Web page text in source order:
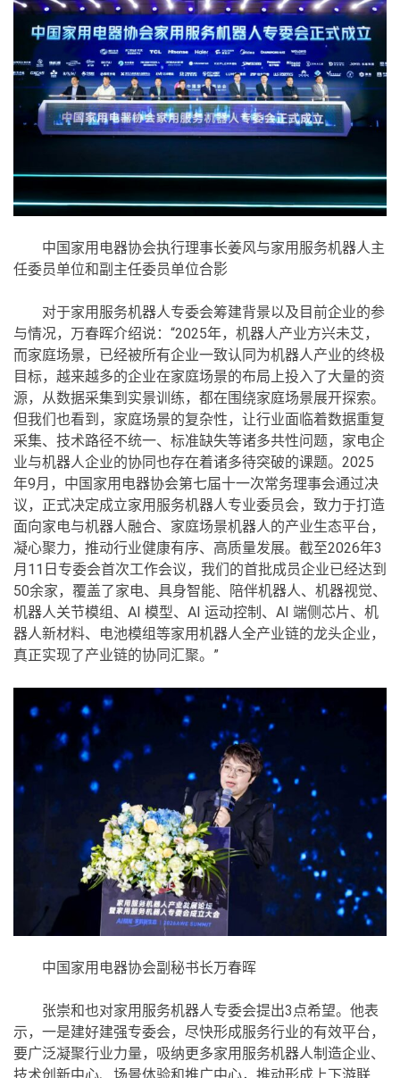
中国家用电器协会执行理事长姜风与家用服务机器人主
任委员单位和副主任委员单位合影
对于家用服务机器人专委会筹建背景以及目前企业的参
与情况，万春晖介绍说：“2025年，机器人产业方兴未艾，
而家庭场景，已经被所有企业一致认同为机器人产业的终极
目标，越来越多的企业在家庭场景的布局上投入了大量的资
源，从数据采集到实景训练，都在围绕家庭场景展开探索。
但我们也看到，家庭场景的复杂性，让行业面临着数据重复
采集、技术路径不统一、标准缺失等诸多共性问题，家电企
业与机器人企业的协同也存在着诸多待突破的课题。2025
年9月，中国家用电器协会第七届十一次常务理事会通过决
议，正式决定成立家用服务机器人专业委员会，致力于打造
面向家电与机器人融合、家庭场景机器人的产业生态平台，
凝心聚力，推动行业健康有序、高质量发展。截至2026年3
月11日专委会首次工作会议，我们的首批成员企业已经达到
50余家，覆盖了家电、具身智能、陪伴机器人、机器视觉、
机器人关节模组、AI 模型、AI 运动控制、AI 端侧芯片、机
器人新材料、电池模组等家用机器人全产业链的龙头企业，
真正实现了产业链的协同汇聚。”
中国家用电器协会副秘书长万春晖
张崇和也对家用服务机器人专委会提出3点希望。他表
示，一是建好建强专委会，尽快形成服务行业的有效平台，
要广泛凝聚行业力量，吸纳更多家用服务机器人制造企业、